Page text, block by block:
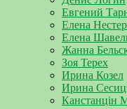
Евгений
Елена
Елена
Жанна
Зоя Терех
Ирина Козел
Ирина
Канстанцін